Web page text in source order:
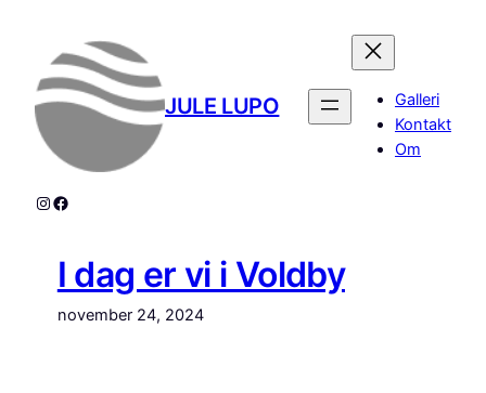
indhold
JULE LUPO
Galleri
Kontakt
Om
Instagram
Julelupo
I dag er vi i Voldby
november 24, 2024